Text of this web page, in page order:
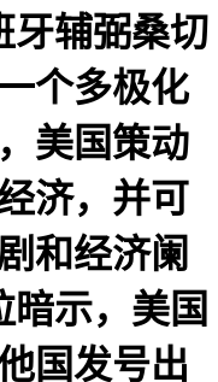
牙辅弼桑切
个多极化
美国策动
济，并可
和经济阑
暗示，美国
国发号出